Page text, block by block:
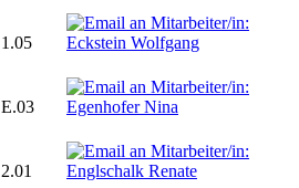
1.05
E.03
2.01